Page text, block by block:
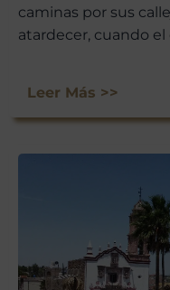
caminas por sus
atardecer, cuando el
Leer Más >>